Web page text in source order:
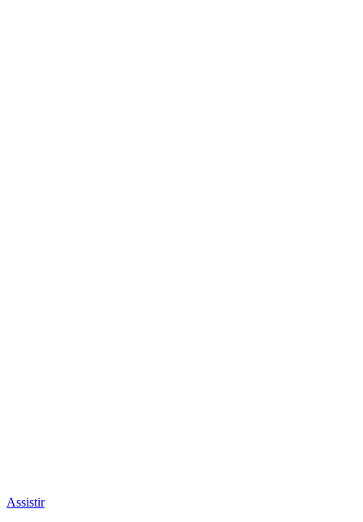
Assistir